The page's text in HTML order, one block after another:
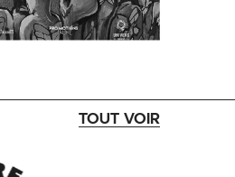
TOUT VOIR